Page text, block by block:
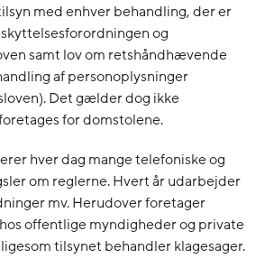
med enhver behandling, der er
og
samt lov om retshåndhævende
af personoplysninger
Det gælder dog ikke
for domstolene.
hver dag mange telefoniske og
om reglerne. Hvert år udarbejder
mv. Herudover foretager
offentlige myndigheder og private
tilsynet behandler klagesager.